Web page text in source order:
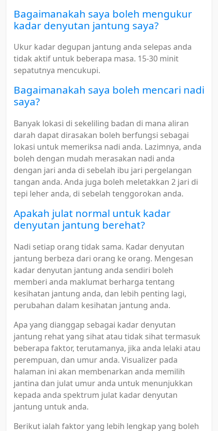
Bagaimanakah saya boleh mengukur
kadar denyutan jantung saya?
Ukur kadar degupan jantung anda selepas anda
tidak aktif untuk beberapa masa. 15-30 minit
sepatutnya mencukupi.
Bagaimanakah saya boleh mencari nadi
saya?
Banyak lokasi di sekeliling badan di mana aliran
darah dapat dirasakan boleh berfungsi sebagai
lokasi untuk memeriksa nadi anda. Lazimnya, anda
boleh dengan mudah merasakan nadi anda
dengan jari anda di sebelah ibu jari pergelangan
tangan anda. Anda juga boleh meletakkan 2 jari di
tepi leher anda, di sebelah tenggorokan anda.
Apakah julat normal untuk kadar
denyutan jantung berehat?
Nadi setiap orang tidak sama. Kadar denyutan
jantung berbeza dari orang ke orang. Mengesan
kadar denyutan jantung anda sendiri boleh
memberi anda maklumat berharga tentang
kesihatan jantung anda, dan lebih penting lagi,
perubahan dalam kesihatan jantung anda.
Apa yang dianggap sebagai kadar denyutan
jantung rehat yang sihat atau tidak sihat termasuk
beberapa faktor, terutamanya, jika anda lelaki atau
perempuan, dan umur anda. Visualizer pada
halaman ini akan membenarkan anda memilih
jantina dan julat umur anda untuk menunjukkan
kepada anda spektrum julat kadar denyutan
jantung untuk anda.
Berikut ialah faktor yang lebih lengkap yang boleh